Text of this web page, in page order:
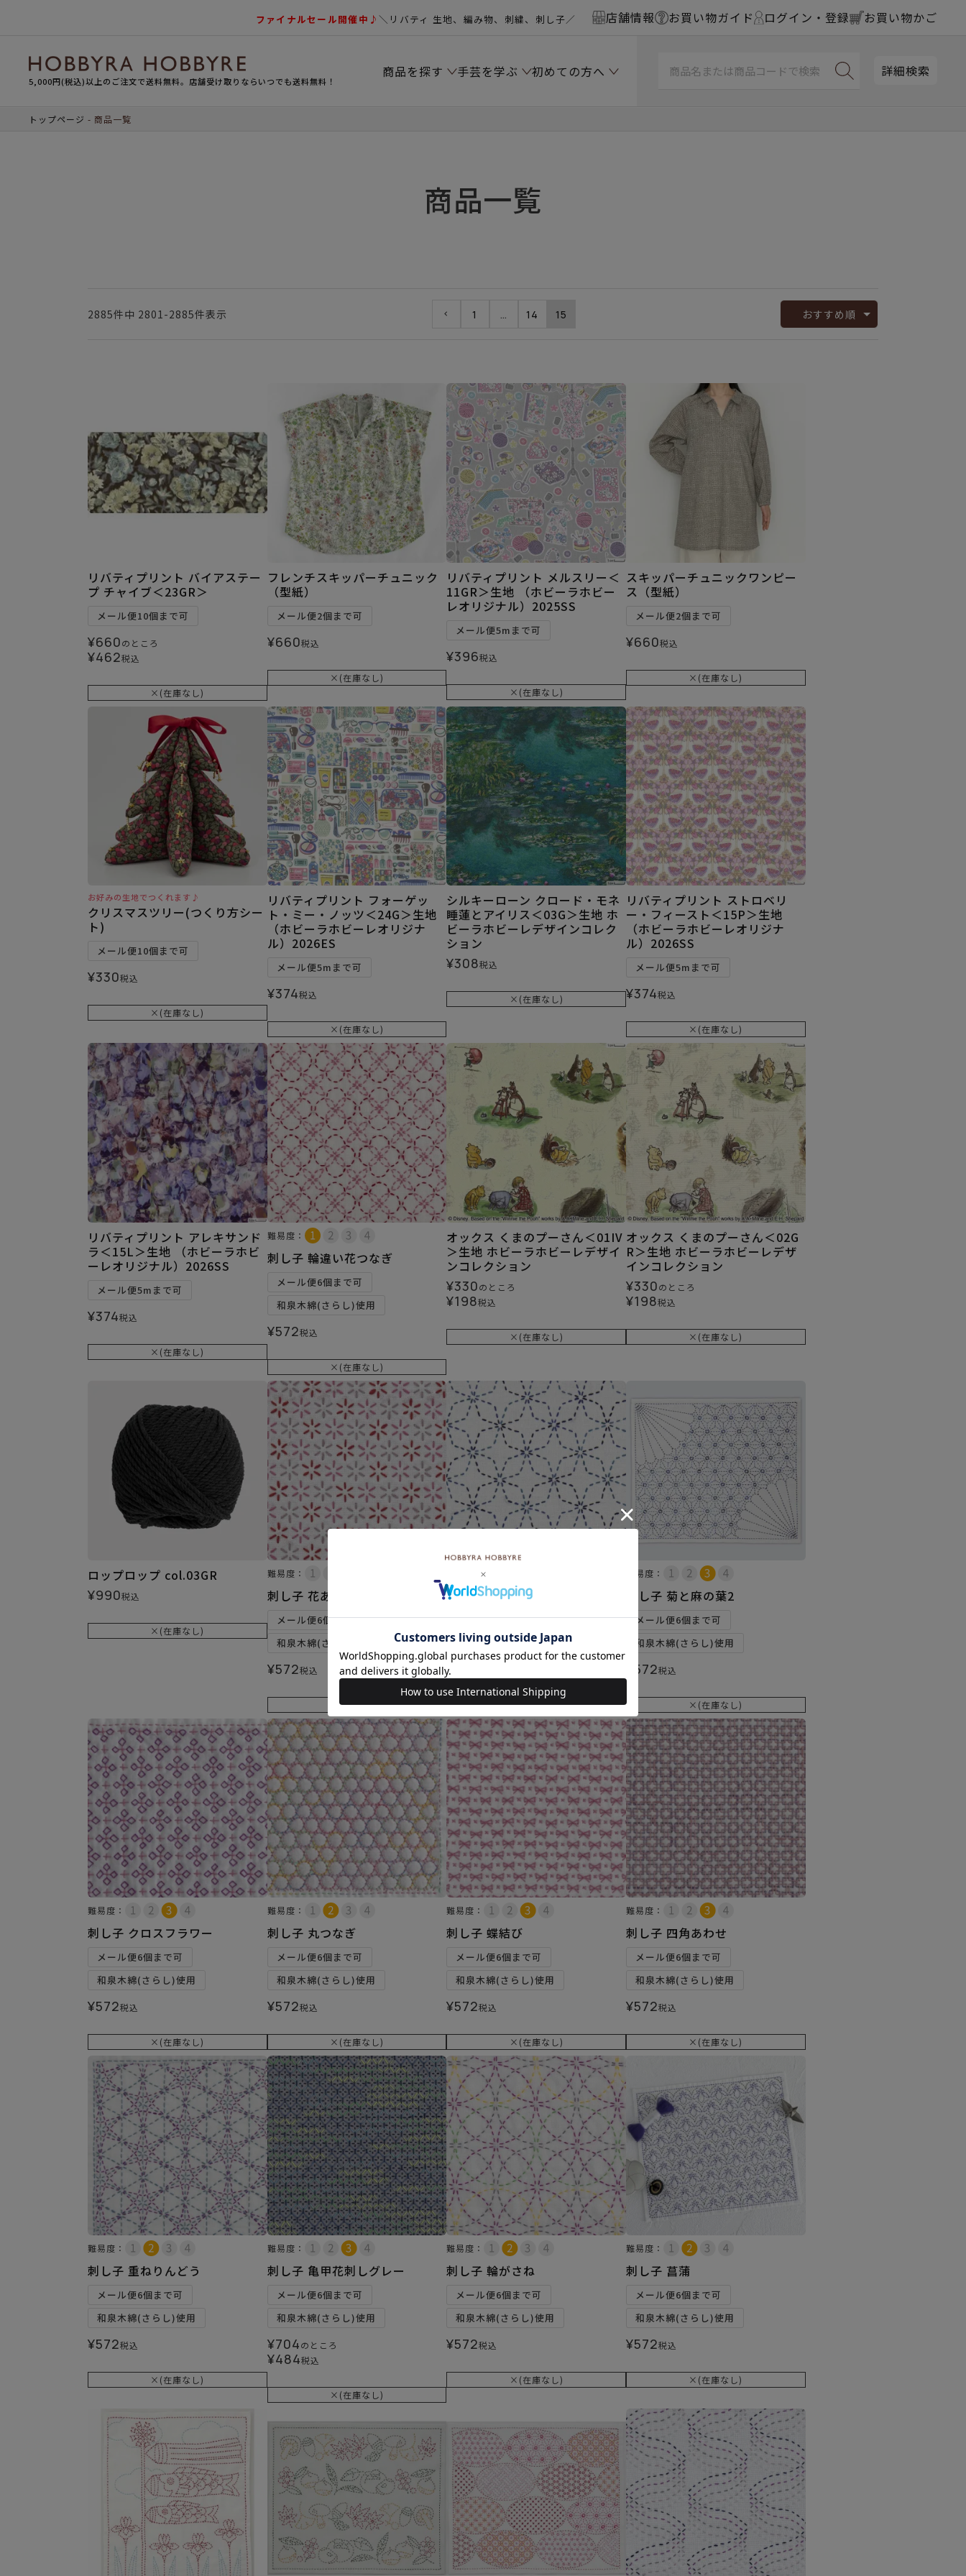
ファイナルセール開催中♪＼リバティ 生地、編み物、刺繍、刺し子／ 店舗情報 お買い物ガイド ログイン・登録 お買い物かご
5,000円(税込)以上のご注文で送料無料。店舗受け取りならいつでも送料無料！
商品を探す 手芸を学ぶ 初めての方へ 詳細検索
トップページ 商品一覧
商品一覧
おすすめ順
2885件中 2801 -2885件表示 1 14 15
リバティプリント バイアステー
プ チャイブ＜23GR＞
メール便10個まで可
¥660のところ
¥462税込
×(在庫なし)
フレンチスキッパーチュニック
（型紙）
メール便2個まで可
¥660税込
×(在庫なし)
リバティプリント メルスリー＜
11GR＞生地 （ホビーラホビー
レオリジナル）2025SS
メール便5mまで可
¥396税込
×(在庫なし)
スキッパーチュニックワンピー
ス（型紙）
メール便2個まで可
¥660税込
×(在庫なし)
お好みの生地でつくれます♪
クリスマスツリー(つくり方シー
ト)
メール便10個まで可
¥330税込
×(在庫なし)
リバティプリント フォーゲッ
ト・ミー・ノッツ＜24G＞生地
（ホビーラホビーレオリジナ
ル）2026ES
メール便5mまで可
¥374税込
×(在庫なし)
シルキーローン クロード・モネ
睡蓮とアイリス＜03G＞生地 ホ
ビーラホビーレデザインコレク
ション
¥308税込
×(在庫なし)
リバティプリント ストロベリ
ー・フィースト＜15P＞生地
（ホビーラホビーレオリジナ
ル）2026SS
メール便5mまで可
¥374税込
×(在庫なし)
リバティプリント アレキサンド
ラ＜15L＞生地 （ホビーラホビ
ーレオリジナル）2026SS
メール便5mまで可
¥374税込
×(在庫なし)
難易度：
刺し子 輪違い花つなぎ
メール便6個まで可
和泉木綿(さらし)使用
¥572税込
×(在庫なし)
オックス くまのプーさん＜01IV
＞生地 ホビーラホビーレデザイ
ンコレクション
¥330のところ
¥198税込
×(在庫なし)
オックス くまのプーさん＜02G
R＞生地 ホビーラホビーレデザ
インコレクション
¥330のところ
¥198税込
×(在庫なし)
ロップロップ col.03GR
¥990税込
×(在庫なし)
難易度：
刺し子 花あそび
メール便6個まで可
和泉木綿(さらし)使用
¥572税込
×(在庫なし)
難易度：
刺し子 角七宝
メール便6個まで可
和泉木綿(さらし)使用
¥
×(在庫なし)
難易度：
刺し子 菊と麻の葉2
メール便6個まで可
和泉木綿(さらし)使用
572税込
×(在庫なし)
難易度：
刺し子 クロスフラワー
メール便6個まで可
和泉木綿(さらし)使用
¥572税込
×(在庫なし)
難易度：
刺し子 丸つなぎ
メール便6個まで可
和泉木綿(さらし)使用
¥572税込
×(在庫なし)
難易度：
刺し子 蝶結び
メール便6個まで可
和泉木綿(さらし)使用
¥572税込
×(在庫なし)
難易度：
刺し子 四角あわせ
メール便6個まで可
和泉木綿(さらし)使用
¥572税込
×(在庫なし)
難易度：
刺し子 重ねりんどう
メール便6個まで可
和泉木綿(さらし)使用
¥572税込
×(在庫なし)
難易度：
刺し子 亀甲花刺しグレー
メール便6個まで可
和泉木綿(さらし)使用
¥704のところ
¥484税込
×(在庫なし)
難易度：
刺し子 輪がさね
メール便6個まで可
和泉木綿(さらし)使用
¥572税込
×(在庫なし)
難易度：
刺し子 菖蒲
メール便6個まで可
和泉木綿(さらし)使用
¥572税込
×(在庫なし)